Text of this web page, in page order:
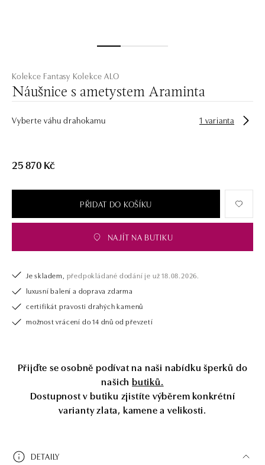
Kolekce Fantasy Kolekce ALO
Náušnice s ametystem Araminta
Vyberte váhu drahokamu 1 varianta
25 870 Kč
PŘIDAT DO KOŠÍKU
NAJÍT NA BUTIKU
Je skladem, předpokládané dodání je už 18.08.2026.
luxusní balení a doprava zdarma
certifikát pravosti drahých kamenů
možnost vrácení do 14 dnů od převzetí
Přijďte se osobně podívat na naši nabídku šperků do
našich butiků.
Dostupnost v butiku zjistíte výběrem konkrétní
varianty zlata, kamene a velikosti.
DETAILY